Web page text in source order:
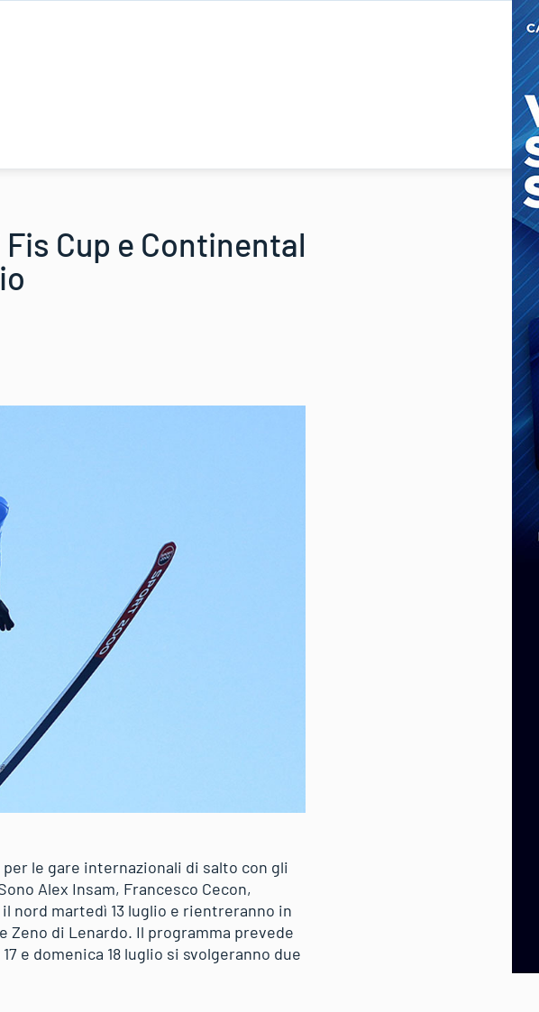
Cup e Continental
le gare internazionali di salto con gli
Alex Insam, Francesco Cecon,
nord martedì 13 luglio e rientreranno in
Zeno di Lenardo. Il programma prevede
e domenica 18 luglio si svolgeranno due